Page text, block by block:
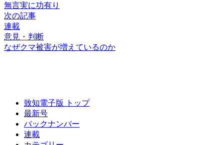
無言実に功有り
次の記事
連載
意見・判断
なぜクマ被害が増えているのか
致知電子版 トップ
最新号
バックナンバー
連載